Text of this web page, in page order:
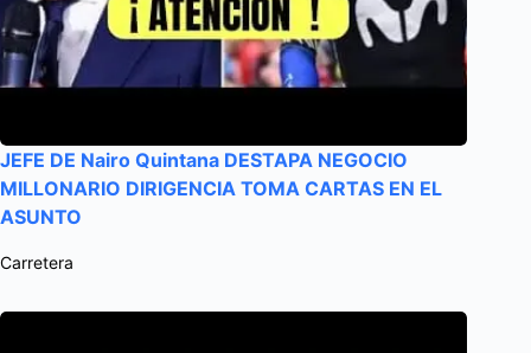
JEFE DE Nairo Quintana DESTAPA NEGOCIO
MILLONARIO DIRIGENCIA TOMA CARTAS EN EL
ASUNTO
Carretera